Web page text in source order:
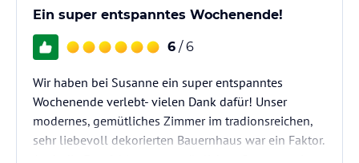
Ein super entspanntes Wochenende!
6 / 6
Wir haben bei Susanne ein super entspanntes
Wochenende verlebt- vielen Dank dafür! Unser
modernes, gemütliches Zimmer im tradionsreichen,
sehr liebevoll dekorierten Bauernhaus war ein Faktor.